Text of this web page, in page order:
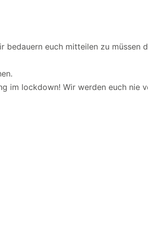
euch mitteilen zu müssen
im lockdown! Wir werden euch nie